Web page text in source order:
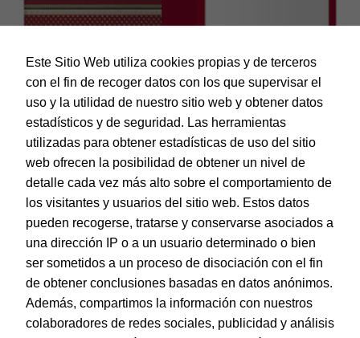
Dohe – Tarjeta de Felicitación Navidad – Tamaño 11,5 x 17
cm – Modelo Muñeco
EAN: 8421938700046
© Dohe - Camino de Madrid, 14
28970 • Humanes de Madrid (Madrid)
ESPAÑA
Este Sitio Web utiliza cookies propias y de terceros
con el fin de recoger datos con los que supervisar el
uso y la utilidad de nuestro sitio web y obtener datos
estadísticos y de seguridad. Las herramientas
utilizadas para obtener estadísticas de uso del sitio
web ofrecen la posibilidad de obtener un nivel de
detalle cada vez más alto sobre el comportamiento de
los visitantes y usuarios del sitio web. Estos datos
pueden recogerse, tratarse y conservarse asociados a
una dirección IP o a un usuario determinado o bien
ser sometidos a un proceso de disociación con el fin
de obtener conclusiones basadas en datos anónimos.
Además, compartimos la información con nuestros
colaboradores de redes sociales, publicidad y análisis